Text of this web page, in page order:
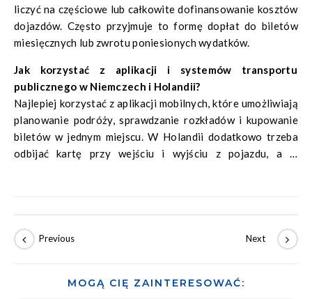
liczyć na częściowe lub całkowite dofinansowanie kosztów
dojazdów. Często przyjmuje to formę dopłat do biletów
miesięcznych lub zwrotu poniesionych wydatków.
Jak korzystać z aplikacji i systemów transportu
publicznego w Niemczech i Holandii?
Najlepiej korzystać z aplikacji mobilnych, które umożliwiają
planowanie podróży, sprawdzanie rozkładów i kupowanie
biletów w jednym miejscu. W Holandii dodatkowo trzeba
odbijać kartę przy wejściu i wyjściu z pojazdu, a w
MOGĄ CIĘ ZAINTERESOWAĆ: